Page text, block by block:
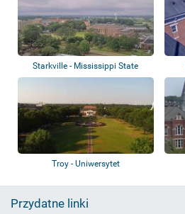
Starkville - Mississippi State
Universit...
Troy - Uniwersytet
Przydatne linki